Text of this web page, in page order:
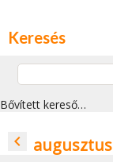
Keresés
Bővített kereső…
navigate_before augusztus